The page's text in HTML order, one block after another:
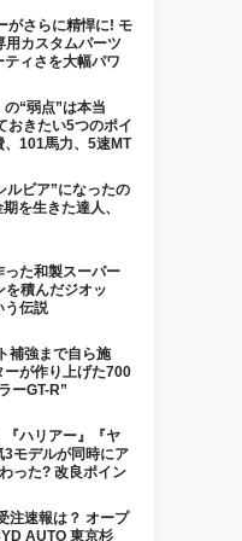
がさらに精悍に! モ
用カスタムパーツ
ィさを大幅パワ
の“弱点”は本当
おきたい5つのポイ
、101馬力、5速MT
ルビア”になったの
を生きた達人、
った和製スーパー
を積んだジオッ
う伝説
補強まで自ら施
ーが作り上げた700
ーGT-R”
『ハリアー』『ヤ
3モデルが同時にア
った? 改良ポイン
注速報は？ オープ
AUTO 東京杉